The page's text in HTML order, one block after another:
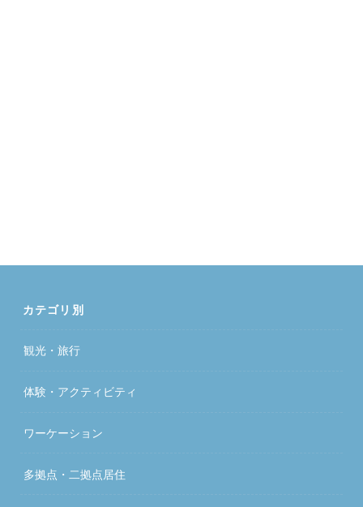
カテゴリ別
観光・旅行
体験・アクティビティ
ワーケーション
多拠点・二拠点居住